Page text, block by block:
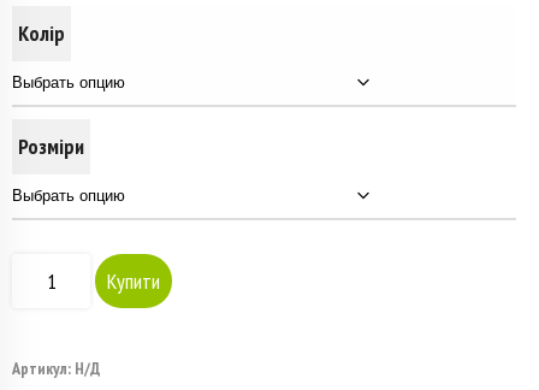
Колір
Розміри
Количество
Пальто
Купити
Артикул: Н/Д